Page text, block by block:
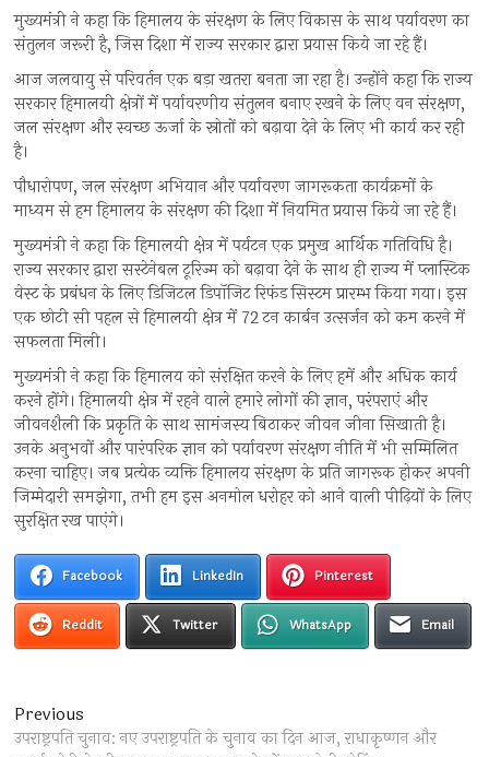
मुख्यमंत्री ने कहा कि हिमालय के संरक्षण के लिए विकास के साथ पर्यावरण का
संतुलन जरूरी है, जिस दिशा में राज्य सरकार द्वारा प्रयास किये जा रहे हैं।
आज जलवायु से परिवर्तन एक बड़ा खतरा बनता जा रहा है। उन्होंने कहा कि राज्य
सरकार हिमालयी क्षेत्रों में पर्यावरणीय संतुलन बनाए रखने के लिए वन संरक्षण,
जल संरक्षण और स्वच्छ ऊर्जा के स्रोतों को बढ़ावा देने के लिए भी कार्य कर रही
है।
पौधारोपण, जल संरक्षण अभियान और पर्यावरण जागरूकता कार्यक्रमों के
माध्यम से हम हिमालय के संरक्षण की दिशा में नियमित प्रयास किये जा रहे हैं।
मुख्यमंत्री ने कहा कि हिमालयी क्षेत्र में पर्यटन एक प्रमुख आर्थिक गतिविधि है।
राज्य सरकार द्वारा सस्टेनेबल टूरिज्म को बढ़ावा देने के साथ ही राज्य में प्लास्टिक
वेस्ट के प्रबंधन के लिए डिजिटल डिपॉजिट रिफंड सिस्टम प्रारम्भ किया गया। इस
एक छोटी सी पहल से हिमालयी क्षेत्र में 72 टन कार्बन उत्सर्जन को कम करने में
सफलता मिली।
मुख्यमंत्री ने कहा कि हिमालय को संरक्षित करने के लिए हमें और अधिक कार्य
करने होंगे। हिमालयी क्षेत्र में रहने वाले हमारे लोगों की ज्ञान, परंपराएं और
जीवनशैली कि प्रकृति के साथ सामंजस्य बिठाकर जीवन जीना सिखाती है।
उनके अनुभवों और पारंपरिक ज्ञान को पर्यावरण संरक्षण नीति में भी सम्मिलित
करना चाहिए। जब प्रत्येक व्यक्ति हिमालय संरक्षण के प्रति जागरूक होकर अपनी
जिम्मेदारी समझेगा, तभी हम इस अनमोल धरोहर को आने वाली पीढ़ियों के लिए
सुरक्षित रख पाएंगे।
Facebook LinkedIn Pinterest
Reddit Twitter WhatsApp Email
Post
Previous
post:
उपराष्ट्रपति चुनाव: नए उपराष्ट्रपति के चुनाव का दिन आज, राधाकृष्णन और